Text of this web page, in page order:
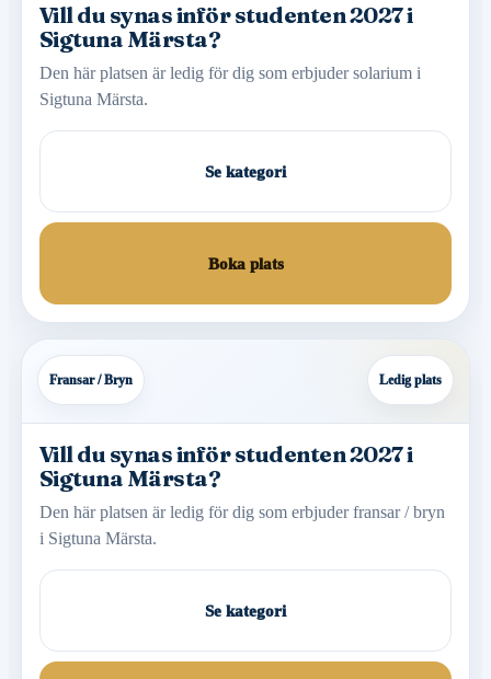
Vill du synas inför studenten 2027 i
Sigtuna Märsta?
Den här platsen är ledig för dig som erbjuder solarium i
Sigtuna Märsta.
Se kategori
Boka plats
Fransar / Bryn Ledig plats
Vill du synas inför studenten 2027 i
Sigtuna Märsta?
Den här platsen är ledig för dig som erbjuder fransar / bryn
i Sigtuna Märsta.
Se kategori